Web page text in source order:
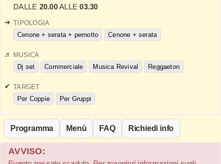
DALLE 20.00ALLE03.30
TIPOLOGIA
Cenone + serata + pernotto
Cenone + serata
MUSICA
Dj set
Commerciale Musica Revival Reggaeton
TARGET
Per Coppie
Per Gruppi
Programma Menù FAQ Richiedi info
AVVISO: